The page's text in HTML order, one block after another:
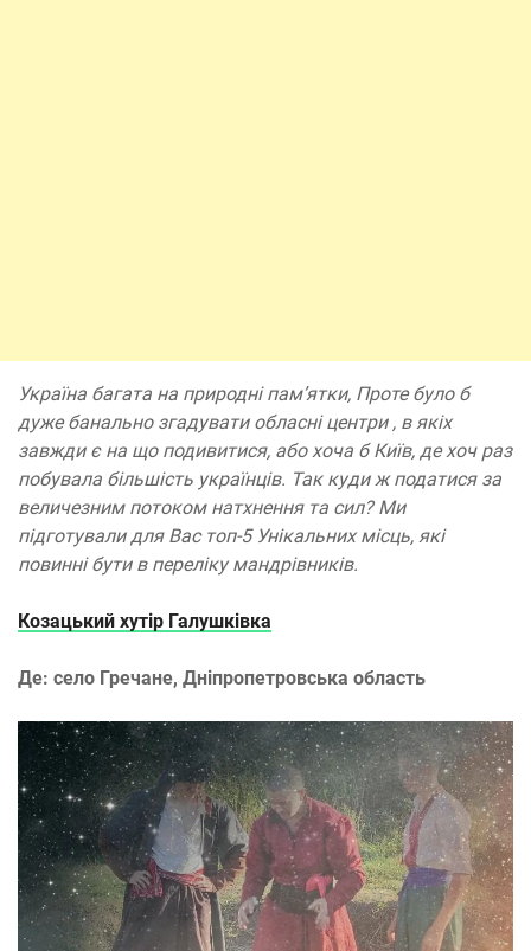
Україна багата на природні пам’ятки, Проте було б
дуже банально згадувати обласні центри , в якіх
завжди є на що подивитися, або хоча б Київ, де хоч раз
побувала більшість українців. Так куди ж податися за
величезним потоком натхнення та сил? Ми
підготували для Вас топ-5 Унікальних місць, які
повинні бути в переліку мандрівників.
Козацький хутір Галушківка
Де: село Гречане, Дніпропетровська область